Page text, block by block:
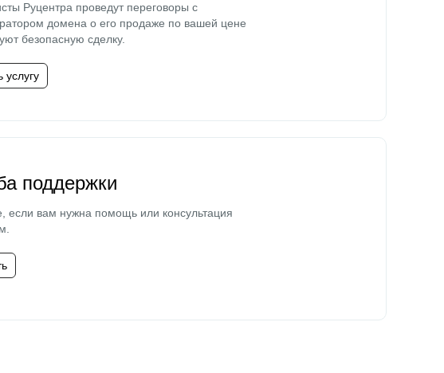
Руцентра проведут переговоры с
домена о его продаже по вашей цене
безопасную сделку.
услугу
поддержки
если вам нужна помощь или консультация